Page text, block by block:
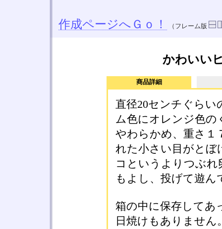
作成ページへＧｏ！ （フレーム版
かわいい
商品詳細
直径20センチぐらい
ム色にオレンジ色の
やわらかめ、重さ１
れた小さい目がとぼ
コというよりつぶ
もよし、投げて遊ん
箱の中に保存してあ
日焼けもありません